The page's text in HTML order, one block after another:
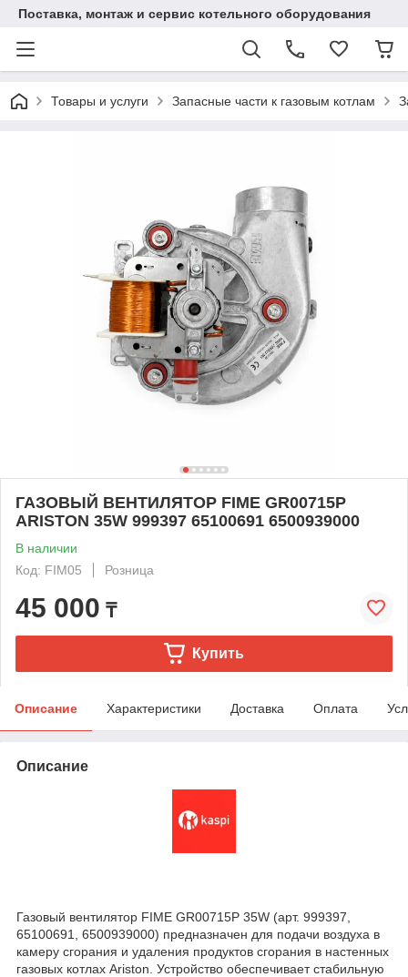
Поставка, монтаж и сервис котельного оборудования
Товары и услуги Запасные части к газовым котлам
ГАЗОВЫЙ ВЕНТИЛЯТОР FIME GR00715P
ARISTON 35W 999397 65100691 6500939000
В наличии
Код: FIM05
Розница
45 000 ₸
Купить
Описание Характеристики Доставка Оплата
Описание
Газовый вентилятор FIME GR00715P 35W (арт. 999397,
65100691, 6500939000) предназначен для подачи воздуха в
камеру сгорания и удаления продуктов сгорания в настенных
газовых котлах Ariston. Устройство обеспечивает стабильную